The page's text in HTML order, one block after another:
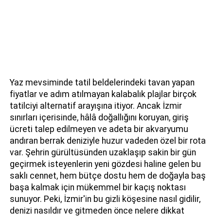
Yaz mevsiminde tatil beldelerindeki tavan yapan
fiyatlar ve adım atılmayan kalabalık plajlar birçok
tatilciyi alternatif arayışına itiyor. Ancak İzmir
sınırları içerisinde, hâlâ doğallığını koruyan, giriş
ücreti talep edilmeyen ve adeta bir akvaryumu
andıran berrak deniziyle huzur vadeden özel bir rota
var. Şehrin gürültüsünden uzaklaşıp sakin bir gün
geçirmek isteyenlerin yeni gözdesi haline gelen bu
saklı cennet, hem bütçe dostu hem de doğayla baş
başa kalmak için mükemmel bir kaçış noktası
sunuyor. Peki, İzmir'in bu gizli köşesine nasıl gidilir,
denizi nasıldır ve gitmeden önce nelere dikkat